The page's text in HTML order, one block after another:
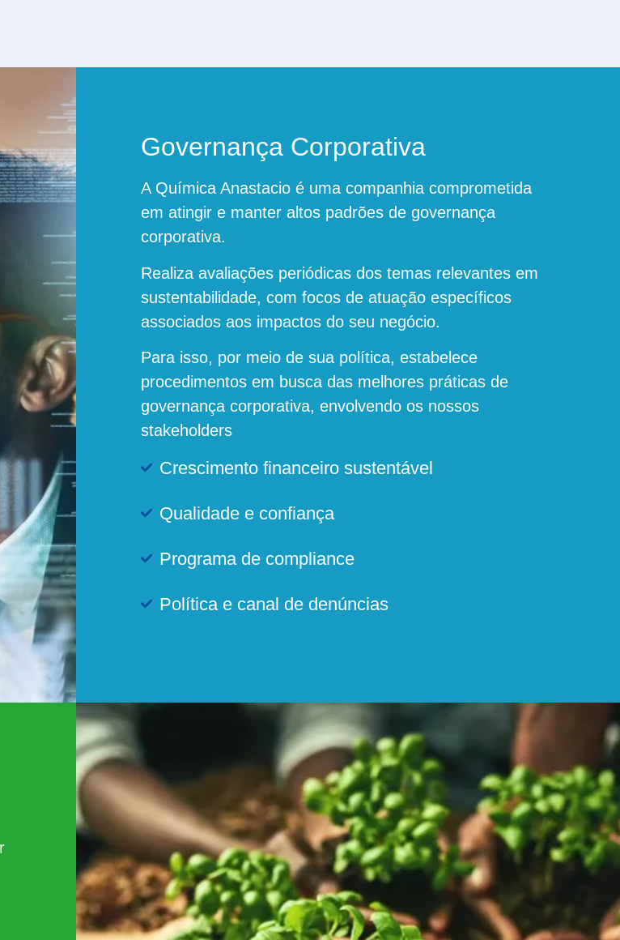
Governança Corporativa
A Química Anastacio é uma companhia comprometida
em atingir e manter altos padrões de governança
corporativa.
Realiza avaliações periódicas dos temas relevantes em
sustentabilidade, com focos de atuação específicos
associados aos impactos do seu negócio.
Para isso, por meio de sua política, estabelece
procedimentos em busca das melhores práticas de
governança corporativa, envolvendo os nossos
stakeholders
Crescimento financeiro sustentável
Qualidade e confiança
Programa de compliance
Política e canal de denúncias